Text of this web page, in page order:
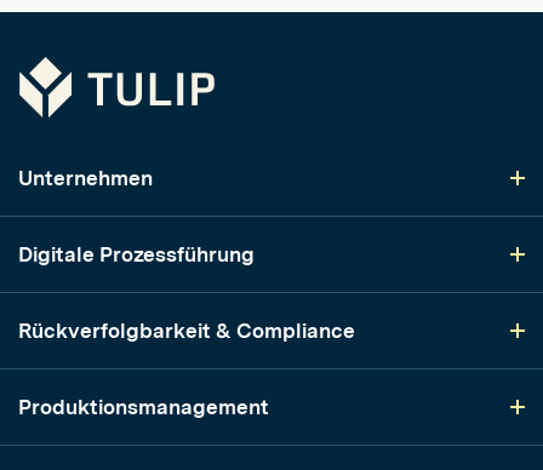
Tulip
Unternehmen
Digitale Prozessführung
Rückverfolgbarkeit & Compliance
Produktionsmanagement